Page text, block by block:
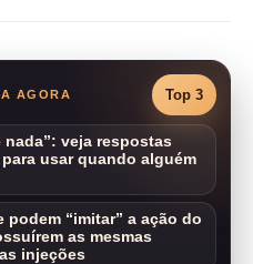
AGORA Top 3
nada”: veja respostas
usar quando alguém
podem “imitar” a ação do
as mesmas
injeções